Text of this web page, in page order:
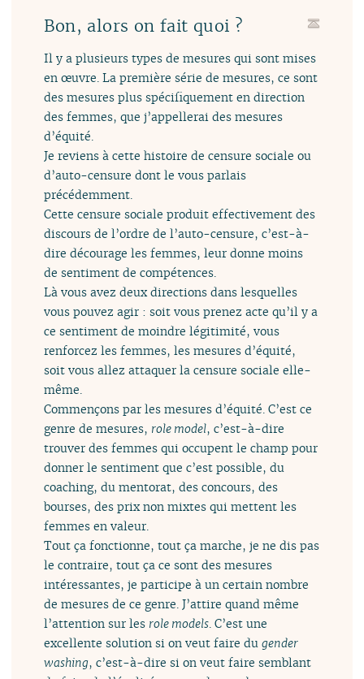
Bon, alors on fait quoi ?
Il y a plusieurs types de mesures qui sont mises
en œuvre. La première série de mesures, ce sont
des mesures plus spécifiquement en direction
des femmes, que j’appellerai des mesures
d’équité.
Je reviens à cette histoire de censure sociale ou
d’auto-censure dont le vous parlais
précédemment.
Cette censure sociale produit effectivement des
discours de l’ordre de l’auto-censure, c’est-à-
dire décourage les femmes, leur donne moins
de sentiment de compétences.
Là vous avez deux directions dans lesquelles
vous pouvez agir : soit vous prenez acte qu’il y a
ce sentiment de moindre légitimité, vous
renforcez les femmes, les mesures d’équité,
soit vous allez attaquer la censure sociale elle-
même.
Commençons par les mesures d’équité. C’est ce
genre de mesures, role model, c’est-à-dire
trouver des femmes qui occupent le champ pour
donner le sentiment que c’est possible, du
coaching, du mentorat, des concours, des
bourses, des prix non mixtes qui mettent les
femmes en valeur.
Tout ça fonctionne, tout ça marche, je ne dis pas
le contraire, tout ça ce sont des mesures
intéressantes, je participe à un certain nombre
de mesures de ce genre. J’attire quand même
l’attention sur les role models . C’est une
excellente solution si on veut faire dugender
washing, c’est-à-dire si on veut faire semblant